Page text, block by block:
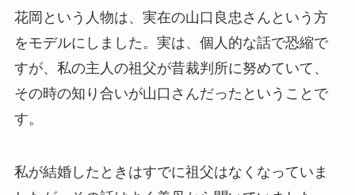
花岡という人物は、実在の山口良忠さんという方
をモデルにしました。実は、個人的な話で恐縮で
すが、私の主人の祖父が昔裁判所に努めていて、
その時の知り合いが山口さんだったということで
す。
私が結婚したときはすでに祖父はなくなっていま